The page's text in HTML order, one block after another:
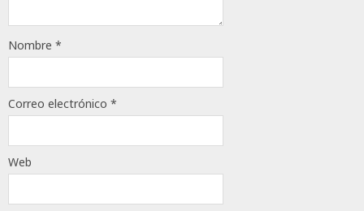
Nombre *
Correo electrónico *
Web